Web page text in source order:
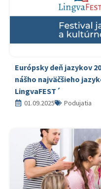
Európsky deň jazykov
nášho najväčšieho
LingvaFEST´
01.09.2025 Podujatia